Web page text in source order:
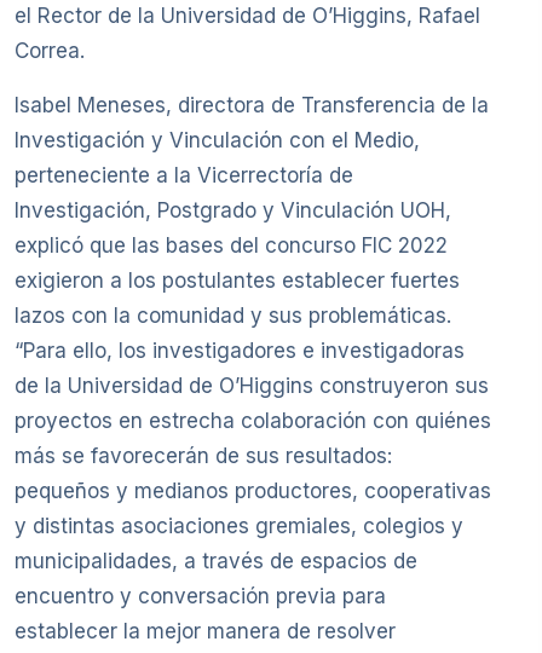
el Rector de la Universidad de O’Higgins, Rafael
Correa.
Isabel Meneses, directora de Transferencia de la
Investigación y Vinculación con el Medio,
perteneciente a la Vicerrectoría de
Investigación, Postgrado y Vinculación UOH,
explicó que las bases del concurso FIC 2022
exigieron a los postulantes establecer fuertes
lazos con la comunidad y sus problemáticas.
“Para ello, los investigadores e investigadoras
de la Universidad de O’Higgins construyeron sus
proyectos en estrecha colaboración con quiénes
más se favorecerán de sus resultados:
pequeños y medianos productores, cooperativas
y distintas asociaciones gremiales, colegios y
municipalidades, a través de espacios de
encuentro y conversación previa para
establecer la mejor manera de resolver